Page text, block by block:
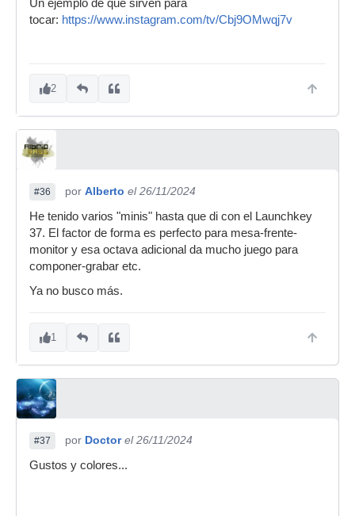
Un ejemplo de que sirven para
tocar: https://www.instagram.com/tv/Cbj9OMwqj7v
2
#36 por Alberto el 26/11/2024
He tenido varios "minis" hasta que di con el Launchkey
37. El factor de forma es perfecto para mesa-frente-
monitor y esa octava adicional da mucho juego para
componer-grabar etc.
Ya no busco más.
1
#37 por Doctor el 26/11/2024
Gustos y colores...